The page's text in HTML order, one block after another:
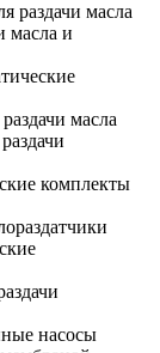
раздачи масла
масла и
масла
комплекты
насосы